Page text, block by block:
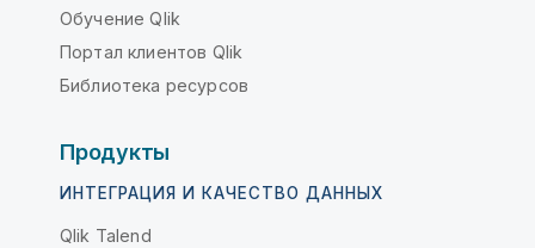
Обучение Qlik
Портал клиентов Qlik
Библиотека ресурсов
Продукты
ИНТЕГРАЦИЯ И КАЧЕСТВО ДАННЫХ
Qlik Talend